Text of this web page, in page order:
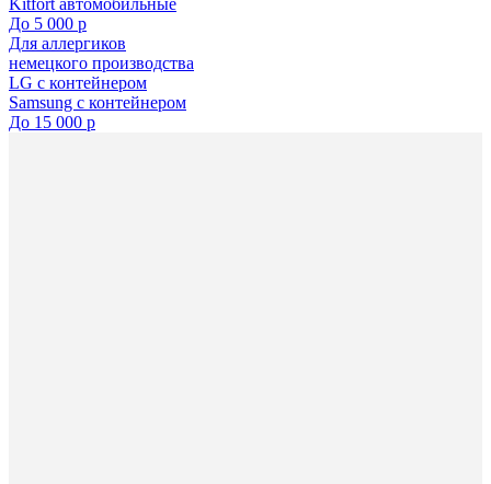
До 5 000 р
Для аллергиков
немецкого производства
LG с контейнером
Samsung с контейнером
До 15 000 р